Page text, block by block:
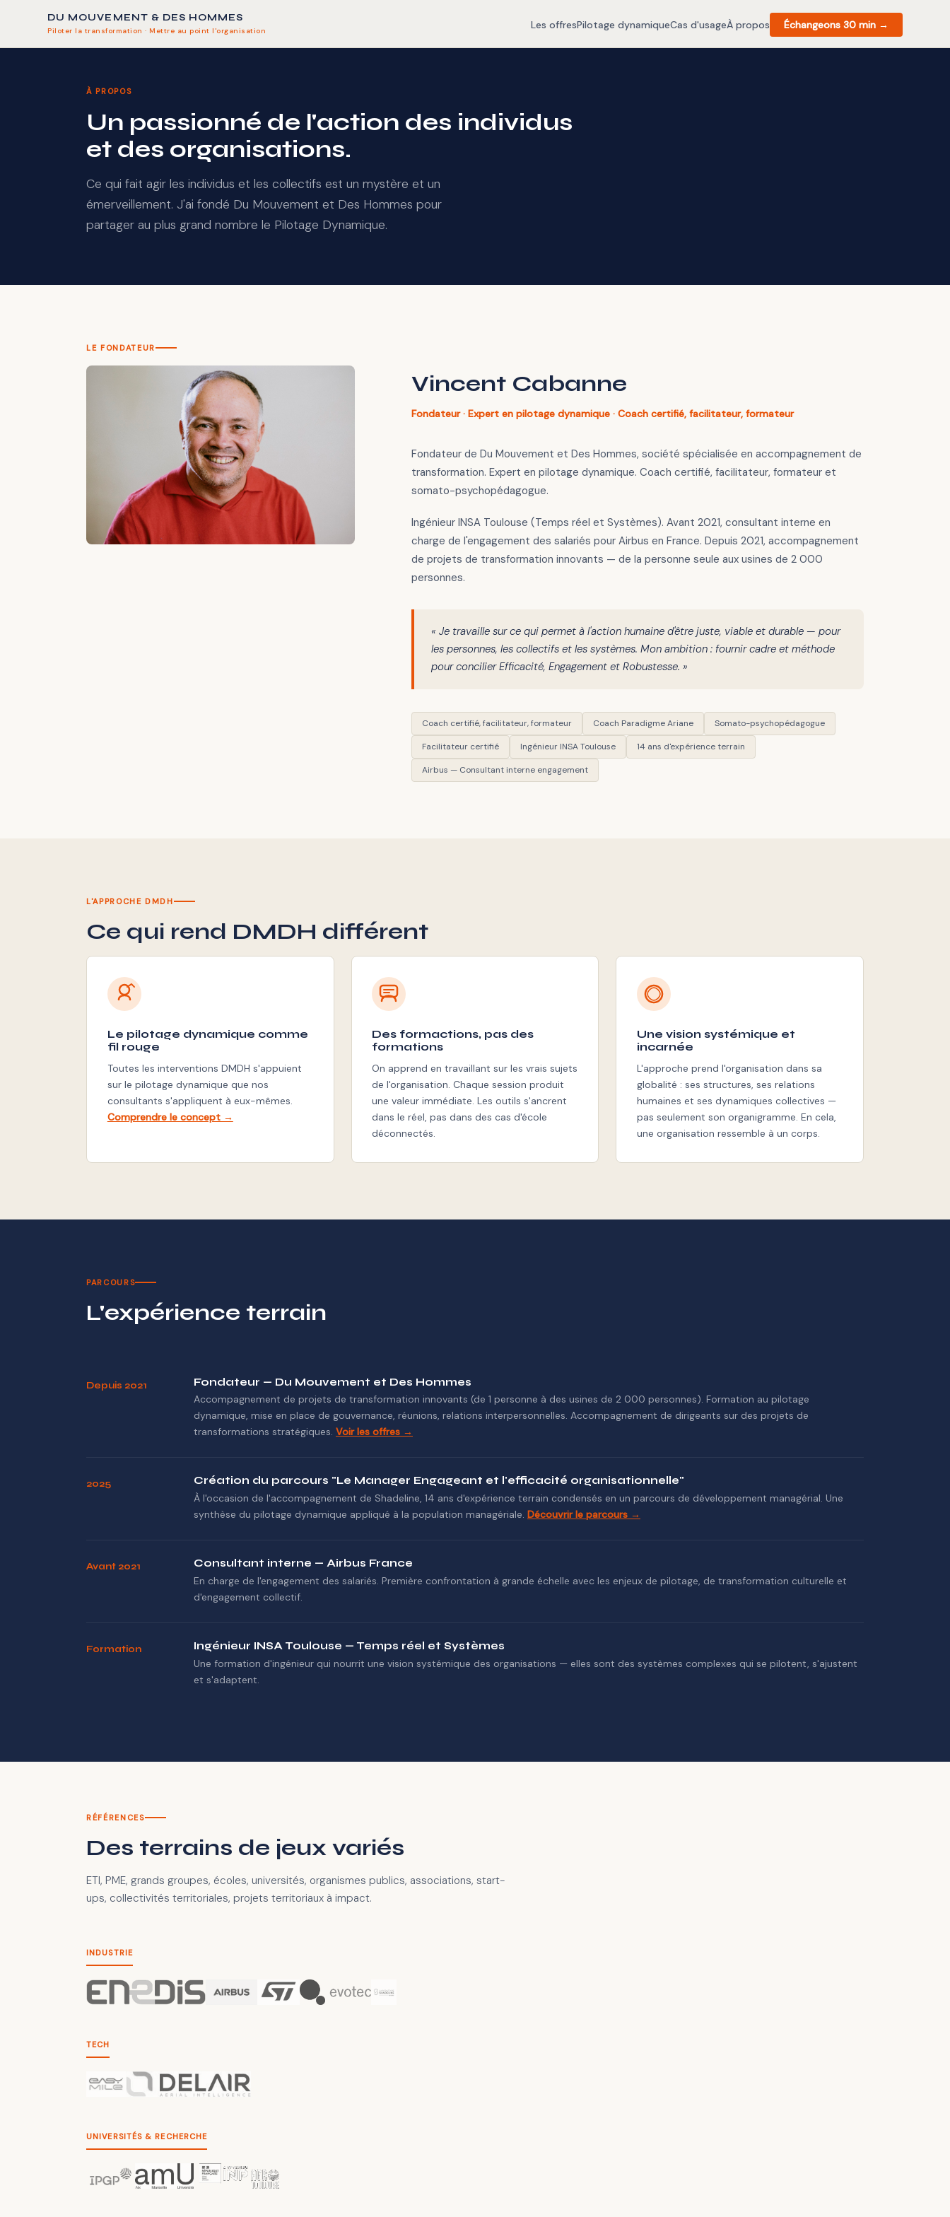
DU MOUVEMENT & DES HOMMES
Piloter la transformation · Mettre au point l'organisation Les offresPilotage dynamiqueCas d'usageÀ propos Échangeons 30 min →
À PROPOS
Un passionné de l'action des individus
et des organisations.
Ce qui fait agir les individus et les collectifs est un mystère et un
émerveillement. J'ai fondé Du Mouvement et Des Hommes pour
partager au plus grand nombre le Pilotage Dynamique.
LE FONDATEUR
Vincent Cabanne
Fondateur · Expert en pilotage dynamique · Coach certifié, facilitateur, formateur
Fondateur de Du Mouvement et Des Hommes, société spécialisée en accompagnement de
transformation. Expert en pilotage dynamique. Coach certifié, facilitateur, formateur et
somato-psychopédagogue.
Ingénieur INSA Toulouse (Temps réel et Systèmes). Avant 2021, consultant interne en
charge de l'engagement des salariés pour Airbus en France. Depuis 2021, accompagnement
de projets de transformation innovants — de la personne seule aux usines de 2 000
personnes.
« Je travaille sur ce qui permet à l'action humaine d'être juste, viable et durable — pour
les personnes, les collectifs et les systèmes. Mon ambition : fournir cadre et méthode
pour concilier Efficacité, Engagement et Robustesse. »
Coach certifié, facilitateur, formateur Coach Paradigme Ariane Somato-psychopédagogue
Facilitateur certifié Ingénieur INSA Toulouse 14 ans d'expérience terrain
Airbus — Consultant interne engagement
L'APPROCHE DMDH
Ce qui rend DMDH différent
Le pilotage dynamique comme
fil rouge
Toutes les interventions DMDH s'appuient
sur le pilotage dynamique que nos
consultants s'appliquent à eux-mêmes.
Comprendre le concept →
Des formactions, pas des
formations
On apprend en travaillant sur les vrais sujets
de l'organisation. Chaque session produit
une valeur immédiate. Les outils s'ancrent
dans le réel, pas dans des cas d'école
déconnectés.
Une vision systémique et
incarnée
L'approche prend l'organisation dans sa
globalité : ses structures, ses relations
humaines et ses dynamiques collectives —
pas seulement son organigramme. En cela,
une organisation ressemble à un corps.
PARCOURS
L'expérience terrain
Depuis 2021
Fondateur — Du Mouvement et Des Hommes
Accompagnement de projets de transformation innovants (de 1 personne à des usines de 2 000 personnes). Formation au pilotage
dynamique, mise en place de gouvernance, réunions, relations interpersonnelles. Accompagnement de dirigeants sur des projets de
transformations stratégiques. Voir les offres →
2025
Création du parcours "Le Manager Engageant et l'efficacité organisationnelle"
À l'occasion de l'accompagnement de Shadeline, 14 ans d'expérience terrain condensés en un parcours de développement managérial. Une
synthèse du pilotage dynamique appliqué à la population managériale. Découvrir le parcours →
Avant 2021
Consultant interne — Airbus France
En charge de l'engagement des salariés. Première confrontation à grande échelle avec les enjeux de pilotage, de transformation culturelle et
d'engagement collectif.
Formation
Ingénieur INSA Toulouse — Temps réel et Systèmes
Une formation d'ingénieur qui nourrit une vision systémique des organisations — elles sont des systèmes complexes qui se pilotent, s'ajustent
et s'adaptent.
RÉFÉRENCES
Des terrains de jeux variés
ETI, PME, grands groupes, écoles, universités, organismes publics, associations, start-
ups, collectivités territoriales, projets territoriaux à impact.
INDUSTRIE
TECH
UNIVERSITÉS & RECHERCHE